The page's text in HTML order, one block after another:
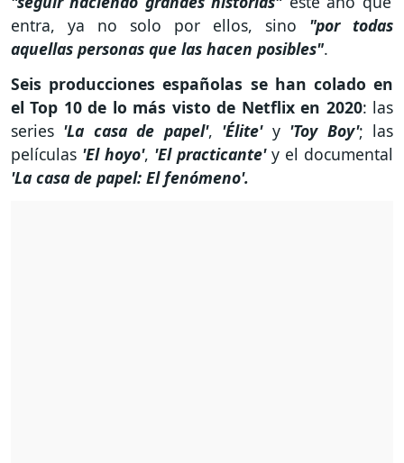
entra, ya no solo por ellos, sino "por todas
aquellas personas que las hacen posibles".
Seis producciones españolas se han colado en
el Top 10 de lo más visto de Netflix en 2020: las
series 'La casa de papel', 'Élite'y 'Toy Boy'; las
películas 'El hoyo', 'El practicante'y el documental
'La casa de papel: El fenómeno'.